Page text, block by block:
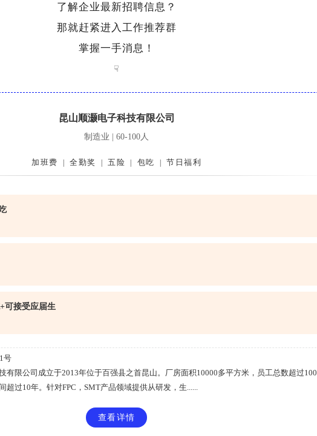
了解企业最新招聘信息？
那就赶紧进入工作推荐群
掌握一手消息！
☟
昆山顺灏电子科技有限公司
制造业 | 60-100人
加班费 | 全勤奖 | 五险 | 包吃 | 节日福利
可接受应届生
号
有限公司成立于2013年位于百强县之首昆山。厂房面积10000多平方米，员工总数超过100
超过10年。针对FPC，SMT产品领域提供从研发，生......
查看详情